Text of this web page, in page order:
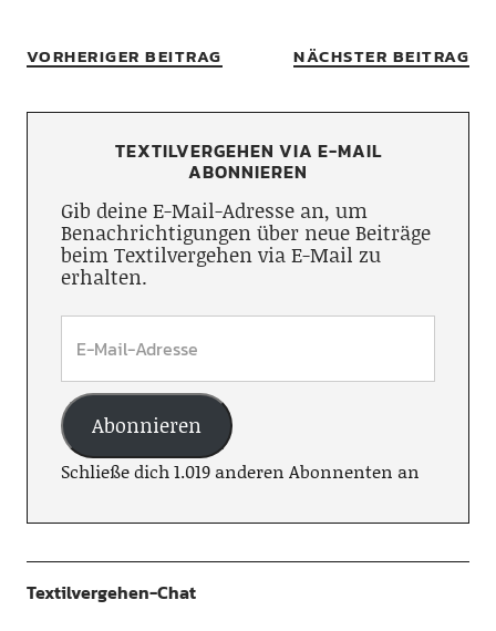
VORHERIGER BEITRAG NÄCHSTER BEITRAG
TEXTILVERGEHEN VIA E-MAIL
ABONNIEREN
Gib deine E-Mail-Adresse an, um
Benachrichtigungen über neue Beiträge
beim Textilvergehen via E-Mail zu
erhalten.
Abonnieren
Schließe dich 1.019 anderen Abonnenten an
Textilvergehen-Chat